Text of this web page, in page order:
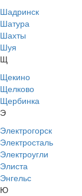
Шадринск
Шатура
Шахты
Шуя
Щ
Щекино
Щелково
Щербинка
Э
Электрогорск
Электросталь
Электроугли
Элиста
Энгельс
Ю